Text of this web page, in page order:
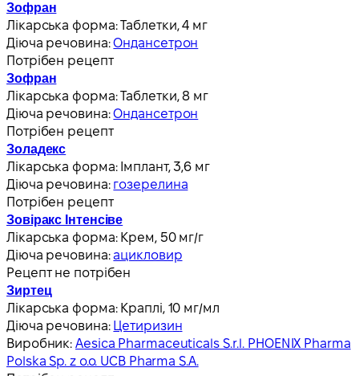
Зофран
Лікарська форма:Таблетки, 4 мг
Діюча речовина:Ондансетрон
Потрібен рецепт
Зофран
Лікарська форма:Таблетки, 8 мг
Діюча речовина:Ондансетрон
Потрібен рецепт
Золадекс
Лікарська форма: Імплант, 3,6 мг
Діюча речовина: гозерелина
Потрібен рецепт
Зовіракс Інтенсіве
Лікарська форма: Крем, 50 мг/г
Діюча речовина:ацикловир
Рецепт не потрібен
Зиртец
Лікарська форма: Краплі, 10 мг/мл
Діюча речовина: Цетиризин
Виробник:Aesica Pharmaceuticals S.r.l. PHOENIX Pharma
Polska Sp. z o.o. UCB Pharma S.A.